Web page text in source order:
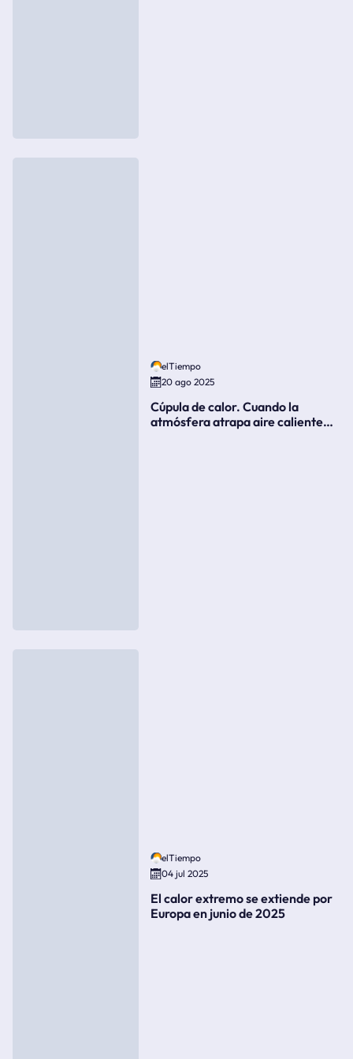
elTiempo
20 ago 2025
Cúpula de calor. Cuando la
atmósfera atrapa aire caliente
elTiempo
04 jul 2025
El calor extremo se extiende por
Europa en junio de 2025